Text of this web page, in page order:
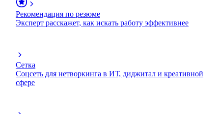
Рекомендация по резюме
Эксперт расскажет, как искать работу эффективнее
Сетка
Соцсеть для нетворкинга в ИТ, диджитал и креативной
сфере